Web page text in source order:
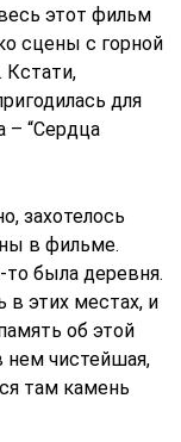
этот фильм
сцены с горной
Кстати,
для
– “Сердца
захотелось
в фильме.
была деревня.
в этих местах, и
об этой
нем чистейшая,
там камень